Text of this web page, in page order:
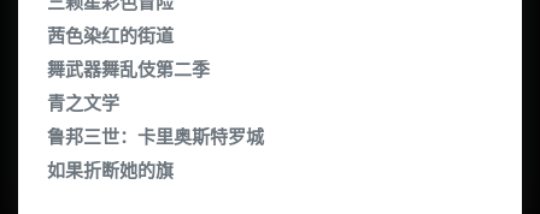
茜色染红的街道
舞武器舞乱伎第二季
青之文学
鲁邦三世：卡里奥斯特罗城
如果折断她的旗